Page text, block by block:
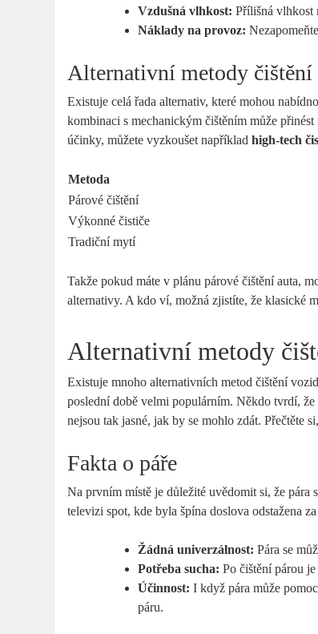
Vzdušná vlhkost: Přílišná vlhkost
Náklady na provoz:
Alternativní metody čištění
Existuje celá řada alternativ, které mohou
kombinaci s mechanickým čištěním může
účinky, můžete vyzkoušet napříkladhigh-tech
Metoda
Párové čištění
Výkonné čističe
Tradiční mytí
Takže pokud máte v plánu párové čištění auta,
alternativy. A kdo ví, možná zjistíte, že klasické
Alternativní metody
Existuje mnoho alternativních metod čištění
poslední době velmi populárním. Někdo tvrdí,
nejsou tak jasné, jak by se mohlo zdát. Přečtěte
Fakta o páře
Na prvním místě je důležité uvědomit si, že pára
televizi spot, kde byla špína doslova odstažena
Žádná univerzálnost: Pára se
Potřeba sucha: Po čištění párou
Účinnost: I když pára může
páru.